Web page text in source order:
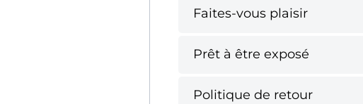
Faites-vous plaisir
Prêt à être exposé
Politique de retour